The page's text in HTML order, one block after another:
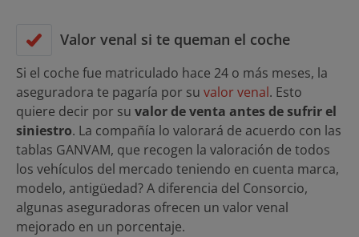
Valor venal si te queman el coche
Si el coche fue matriculado hace 24 o más meses, la
aseguradora te pagaría por su valor venal. Esto
quiere decir por su valor de venta antes de sufrir el
siniestro. La compañía lo valorará de acuerdo con las
tablas GANVAM, que recogen la valoración de todos
los vehículos del mercado teniendo en cuenta marca,
modelo, antigüedad? A diferencia del Consorcio,
algunas aseguradoras ofrecen un valor venal
mejorado en un porcentaje.